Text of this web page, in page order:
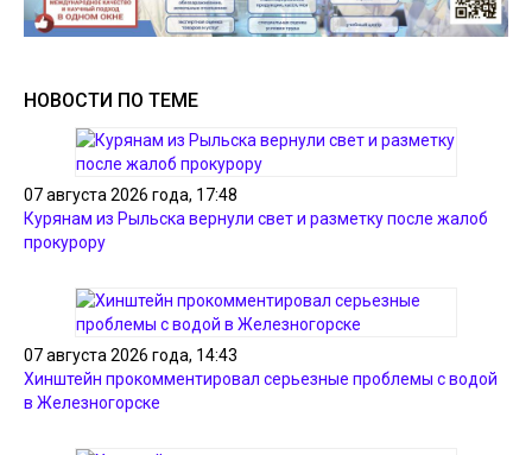
НОВОСТИ ПО ТЕМЕ
07 августа 2026 года, 17:48
Курянам из Рыльска вернули свет и разметку после жалоб
прокурору
07 августа 2026 года, 14:43
Хинштейн прокомментировал серьезные проблемы с водой
в Железногорске